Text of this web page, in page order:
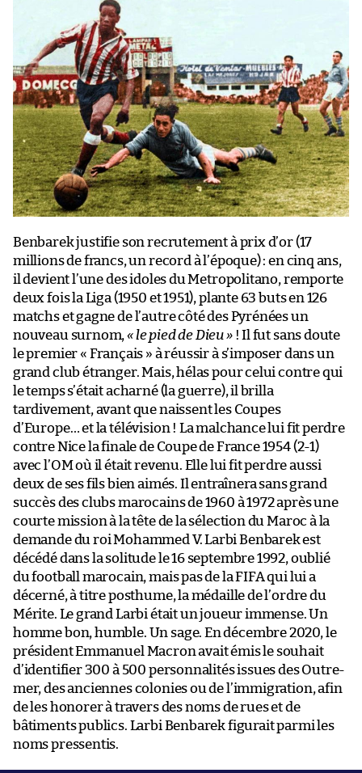
Benbarek justifie son recrutement à prix d’or (17
millions de francs, un record à l’époque) : en cinq ans,
il devient l’une des idoles du Metropolitano, remporte
deux fois la Liga (1950 et 1951), plante 63 buts en 126
matchs et gagne de l’autre côté des Pyrénées un
nouveau surnom,« le pied de Dieu »! Il fut sans doute
le premier « Français » à réussir à s’imposer dans un
grand club étranger. Mais, hélas pour celui contre qui
le temps s’était acharné (la guerre), il brilla
tardivement, avant que naissent les Coupes
d’Europe… et la télévision ! La malchance lui fit perdre
contre Nice la finale de Coupe de France 1954 (2-1)
avec l’OM où il était revenu. Elle lui fit perdre aussi
deux de ses fils bien aimés. Il entraînera sans grand
succès des clubs marocains de 1960 à 1972 après une
courte mission à la tête de la sélection du Maroc à la
demande du roi Mohammed V. Larbi Benbarek est
décédé dans la solitude le 16 septembre 1992, oublié
du football marocain, mais pas de la FIFA qui lui a
décerné, à titre posthume, la médaille de l’ordre du
Mérite. Le grand Larbi était un joueur immense. Un
homme bon, humble. Un sage. En décembre 2020, le
président Emmanuel Macron avait émis le souhait
d’identifier 300 à 500 personnalités issues des Outre-
mer, des anciennes colonies ou de l’immigration, afin
de les honorer à travers des noms de rues et de
bâtiments publics. Larbi Benbarek figurait parmi les
noms pressentis.